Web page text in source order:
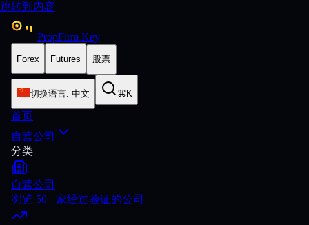
跳转到内容
PropFirm Key
Forex Futures 股票
切换语言: 中文 ⌘K
首页
自营公司
分类
自营公司
浏览 50+ 家经过验证的公司